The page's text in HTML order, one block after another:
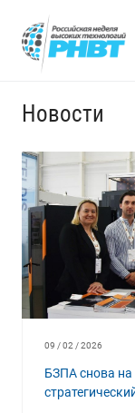
Новости
09 / 02 / 2026
БЗПА снова на